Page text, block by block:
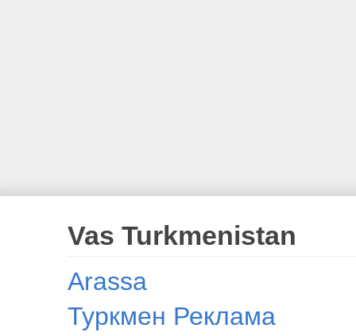
Vas Turkmenistan
Arassa
Туркмен Реклама